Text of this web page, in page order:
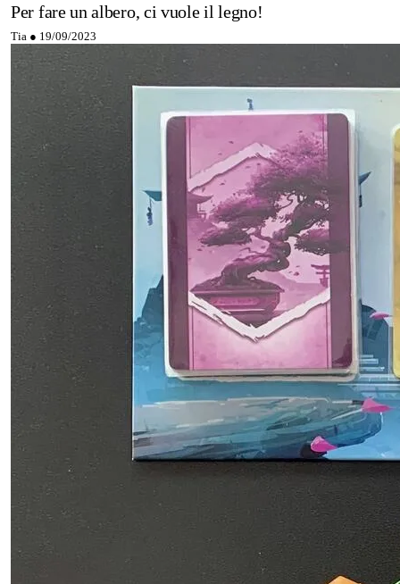
Per fare un albero, ci vuole il legno!
Tia ● 19/09/2023